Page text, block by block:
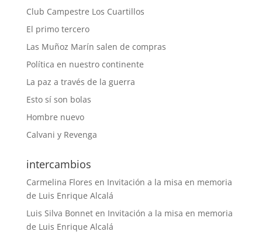
Club Campestre Los Cuartillos
El primo tercero
Las Muñoz Marín salen de compras
Política en nuestro continente
La paz a través de la guerra
Esto sí son bolas
Hombre nuevo
Calvani y Revenga
intercambios
Carmelina Flores en Invitación a la misa en memoria
de Luis Enrique Alcalá
Luis Silva Bonneten Invitación a la misa en memoria
de Luis Enrique Alcalá